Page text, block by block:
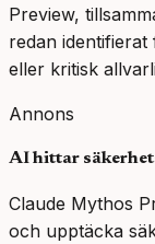
Preview,
redan
eller kritisk
Annons
AI hittar
Claude Mythos
och upptäcka